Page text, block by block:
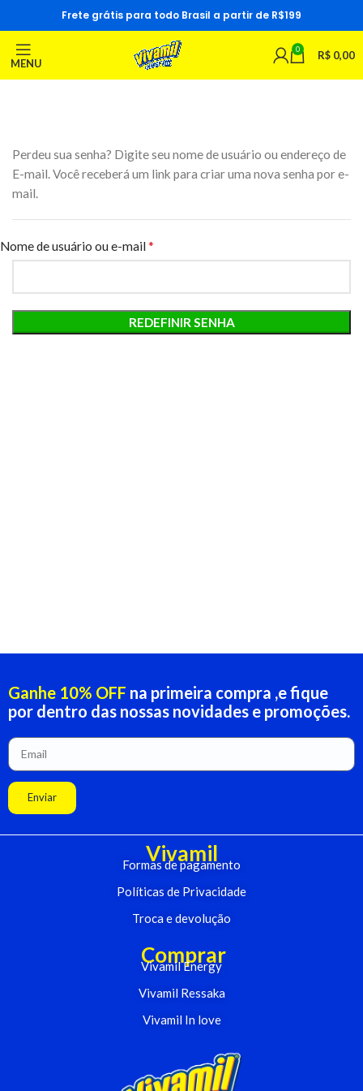
Frete grátis para todo Brasil a partir de R$199
MENU
0 R$ 0,00
Perdeu sua senha? Digite seu nome de usuário ou endereço de
E-mail. Você receberá um link para criar uma nova senha por e-
mail.
Nome de usuário ou e-mail*
REDEFINIR SENHA
Ganhe 10% OFF na primeira compra ,e fique
por dentro das nossas novidades e promoções.
Enviar
Vivamil
Formas de pagamento
Políticas de Privacidade
Troca e devolução
Comprar
Vivamil Energy
Vivamil Ressaka
Vivamil In love